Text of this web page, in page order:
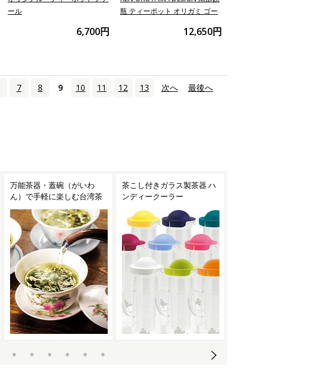
ール
6,700円
瓶 ティーポット オリガミ ゴー
12,650円
7 8 9 10 11 12 13 次へ 最後へ
茶こし付きガラス製茶器 ハ
ンディークーラー
焙烙（ほうろく）で手軽に
お茶を焙煎！